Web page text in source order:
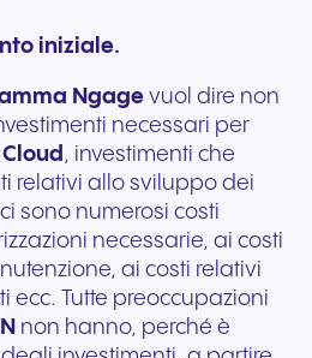
iniziale.
Ngage vuol dire non
necessari per
, investimenti che
relativi allo sviluppo dei
sono numerosi costi
necessarie, ai costi
ai costi relativi
ecc. Tutte preoccupazioni
non hanno, perché è